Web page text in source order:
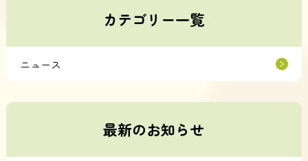
カテゴリー一覧
ニュース
最新のお知らせ